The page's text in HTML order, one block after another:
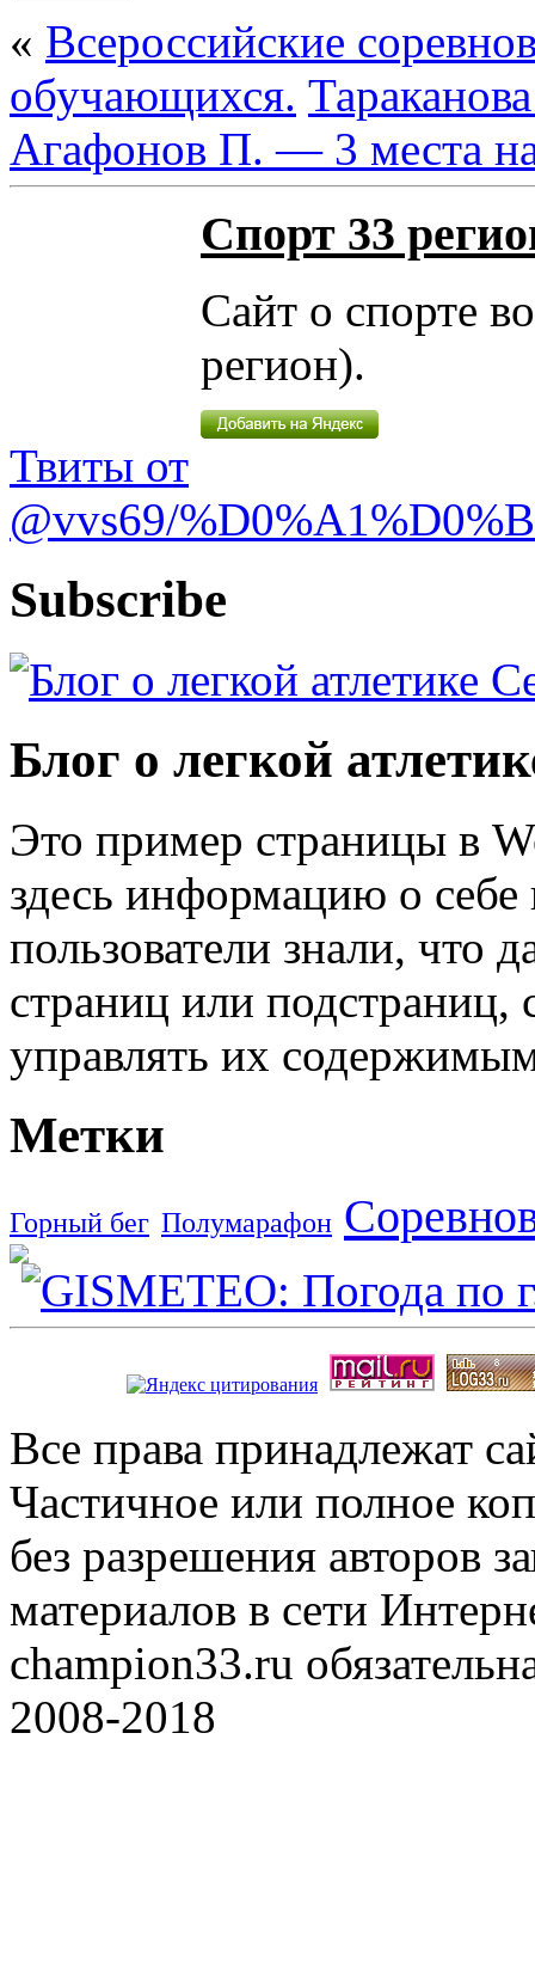
« Всероссийские
обучающихся.
Агафонов П. — 3 места на
Спорт 33
Сайт о спорте
регион).
Твиты от
@vvs69/
Subscribe
Блог о легкой
Это пример страницы в
здесь информацию о себе
пользователи знали, что
страниц или подстраниц,
управлять их
Метки
Горный бег Полумарафон
Все права принадлежат
Частичное или полное
без разрешения авторов
материалов в сети
champion33.ru
2008-2018